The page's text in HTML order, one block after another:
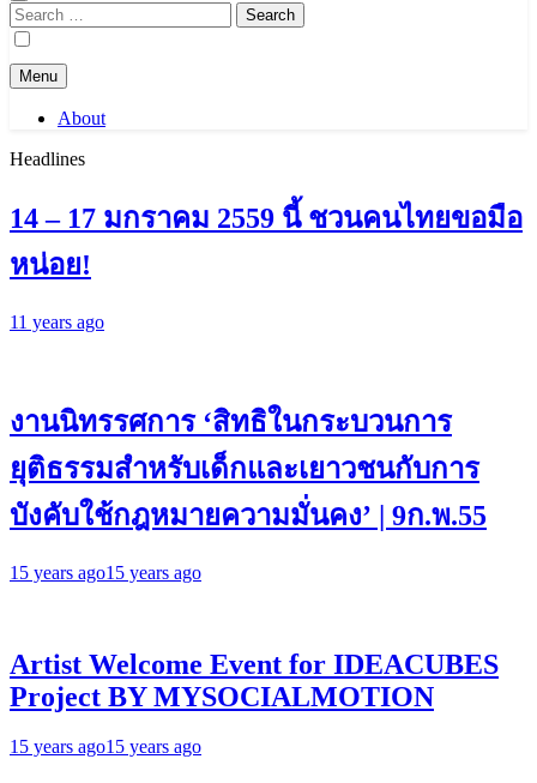
Search
for:
Menu
About
Headlines
14 – 17 มกราคม 2559 นี้ ชวนคนไทยขอมือ
หน่อย!
11 years ago
งานนิทรรศการ ‘สิทธิในกระบวนการ
ยุติธรรมสำหรับเด็กและเยาวชนกับการ
บังคับใช้กฎหมายความมั่นคง’ | 9ก.พ.55
15 years ago15 years ago
Artist Welcome Event for IDEACUBES
Project BY MYSOCIALMOTION
15 years ago15 years ago